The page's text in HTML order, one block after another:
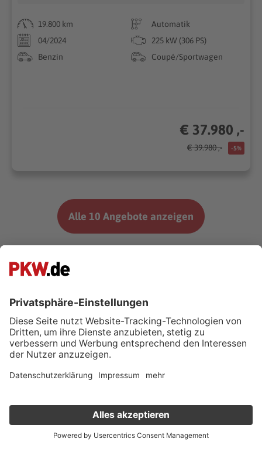
19.800 km
Automatik
04/2024
225 kW (306 PS)
Benzin
Coupé/Sportwagen
€ 37.980 ,-
€ 39.980 ,- -5%
Alle 10 Angebote anzeigen
den offiziellen spezifischen CO2-Emissionen neuer
Personenkraftwagen können dem ‘Leitfaden über den
Kraftstoffverbrauch, die CO2-Emissionen und den
Stromverbrauch neuer Personenkraftwagen’ entnommen
werden, der an allen Verkaufsstellen und bei der Deutschen
erhältlich ist.
Verkauf deinen Gebrauchten online